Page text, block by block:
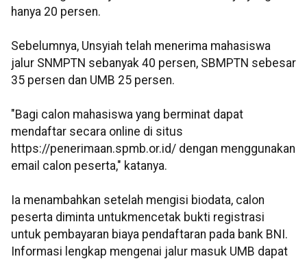
hanya 20 persen.
Sebelumnya, Unsyiah telah menerima mahasiswa
jalur SNMPTN sebanyak 40 persen, SBMPTN sebesar
35 persen dan UMB 25 persen.
"Bagi calon mahasiswa yang berminat dapat
mendaftar secara online di situs
https://penerimaan.spmb.or.id/ dengan menggunakan
email calon peserta," katanya.
Ia menambahkan setelah mengisi biodata, calon
peserta diminta untukmencetak bukti registrasi
untuk pembayaran biaya pendaftaran pada bank BNI.
Informasi lengkap mengenai jalur masuk UMB dapat